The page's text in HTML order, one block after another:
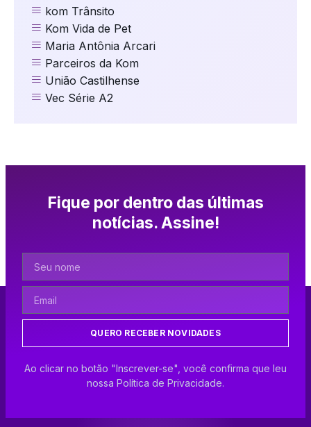
kom Trânsito
Kom Vida de Pet
Maria Antônia Arcari
Parceiros da Kom
União Castilhense
Vec Série A2
Fique por dentro das últimas
notícias. Assine!
QUERO RECEBER NOVIDADES
Ao clicar no botão "Inscrever-se", você confirma que leu
nossa Política de Privacidade.